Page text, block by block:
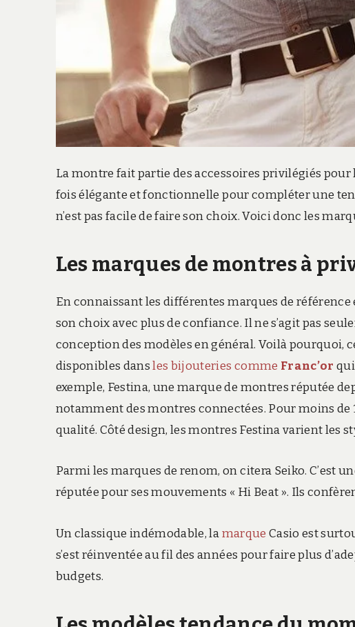
La montre fait partie des accessoires privilégiés
fois élégante et fonctionnelle pour compléter une
n’est pas facile de faire son choix. Voici donc les
Les marques de montres à
En connaissant les différentes marques de
son choix avec plus de confiance. Il ne s’agit pas
conception des modèles en général. Voilà pourquoi,
disponibles dansles bijouteries comme Franc’or
exemple, Festina, une marque de montres réputée
notamment des montres connectées. Pour moins de
qualité. Côté design, les montres Festina varient les
Parmi les marques de renom, on citera Seiko. C’est
réputée pour ses mouvements « Hi Beat ». Ils
Un classique indémodable, lamarque Casio est
s’est réinventée au fil des années pour faire plus
budgets.